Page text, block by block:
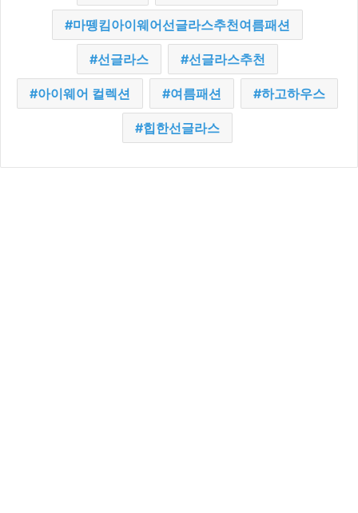
마뗑킴아이웨어선글라스추천여름패션
선글라스 선글라스추천
아이웨어 컬렉션 여름패션 하고하우스
힙한선글라스